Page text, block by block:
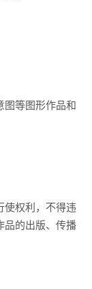
图等图形作品和
权利，不得违
品的出版、传播